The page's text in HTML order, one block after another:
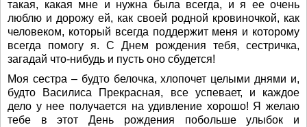
такая, какая мне и нужна была всегда, и я ее очень
люблю и дорожу ей, как своей родной кровиночкой, как
человеком, который всегда поддержит меня и которому
всегда помогу я. С Днем рождения тебя, сестричка,
загадай что-нибудь и пусть оно сбудется!
Моя сестра – будто белочка, хлопочет целыми днями и,
будто Василиса Прекрасная, все успевает, и каждое
дело у нее получается на удивление хорошо! Я желаю
тебе в этот День рождения побольше улыбок и